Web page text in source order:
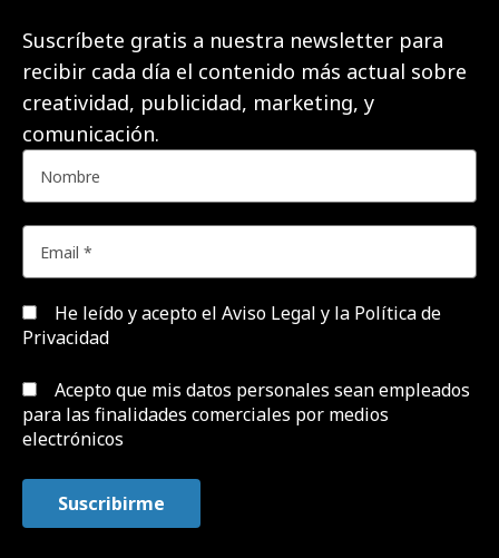
Suscríbete gratis a nuestra newsletter para
recibir cada día el contenido más actual sobre
creatividad, publicidad, marketing, y
comunicación.
He leído y acepto el Aviso Legal y la Política de
Privacidad
Acepto que mis datos personales sean empleados
para las finalidades comerciales por medios
electrónicos